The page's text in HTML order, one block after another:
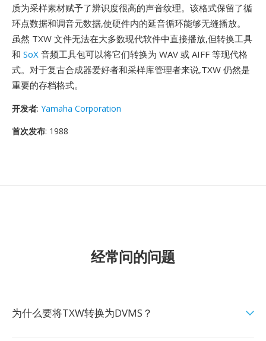
质为采样素材赋予了辨识度很高的声音纹理。该格式保留了循
环点数据和调音元数据,使硬件内的延音循环能够无缝播放。
虽然 TXW 文件无法在大多数现代软件中直接播放,但转换工具
和 SoX 音频工具包可以将它们转换为 WAV 或 AIFF 等现代格
式。对于复古合成器爱好者和采样库管理者来说,TXW 仍然是
重要的存档格式。
开发者: Yamaha Corporation
首次发布: 1988
经常问的问题
为什么要将TXW转换为DVMS？